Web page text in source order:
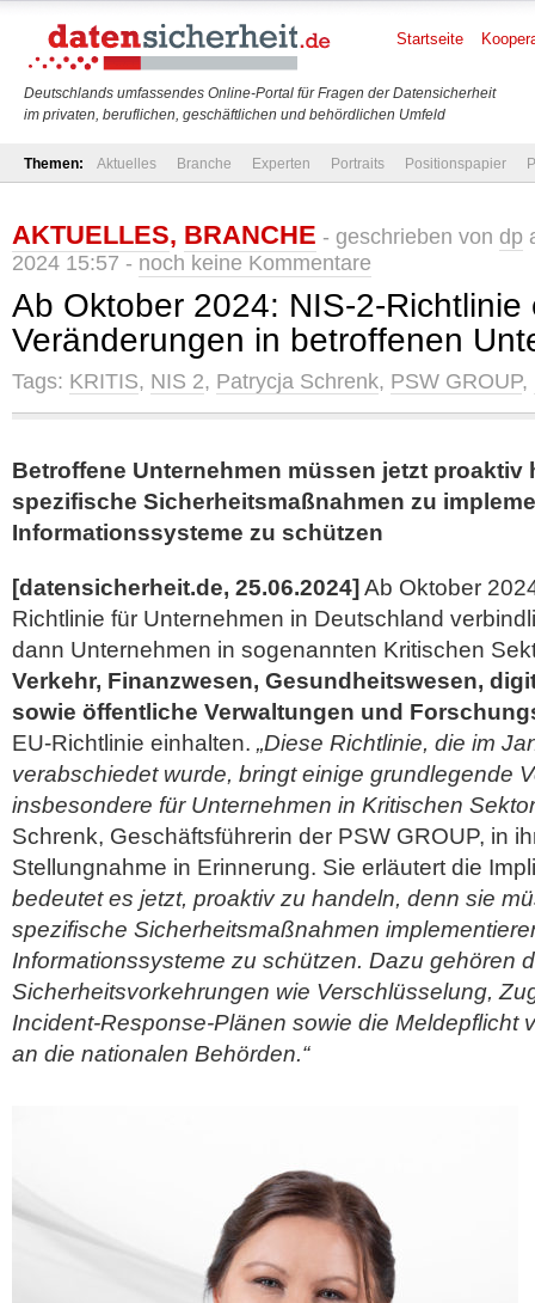
Deutschlands umfassendes Online-Portal für Fragen der Datensicherheit
im privaten, beruflichen, geschäftlichen und behördlichen Umfeld
Startseite
Themen: Aktuelles Branche Experten Portraits Positionspapier
AKTUELLES, BRANCHE - geschrieben von dp
2024 15:57 - noch keine Kommentare
Ab Oktober 2024: NIS-2-Richtlinie
Veränderungen in betroffenen
Tags: KRITIS, NIS 2, Patrycja Schrenk, PSW GROUP,
Betroffene Unternehmen müssen jetzt proaktiv
spezifische Sicherheitsmaßnahmen zu
Informationssysteme zu schützen
[datensicherheit.de, 25.06.2024] Ab Oktober
Richtlinie für Unternehmen in Deutschland
dann Unternehmen in sogenannten Kritischen
Verkehr, Finanzwesen, Gesundheitswesen,
sowie öffentliche Verwaltungen und
EU-Richtlinie einhalten. „Diese Richtlinie, die im
verabschiedet wurde, bringt einige grundlegende
insbesondere für Unternehmen in Kritischen
Schrenk, Geschäftsführerin der PSW GROUP, in
Stellungnahme in Erinnerung. Sie erläutert die
bedeutet es jetzt, proaktiv zu handeln, denn sie
spezifische Sicherheitsmaßnahmen
Informationssysteme zu schützen. Dazu gehören
Sicherheitsvorkehrungen wie Verschlüsselung,
Incident-Response-Plänen sowie die Meldepflicht
an die nationalen Behörden.“